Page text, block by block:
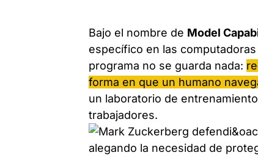
Bajo el nombre de Model
específico en las
programa no se guarda nada:
forma en que un humano
un laboratorio de
trabajadores.